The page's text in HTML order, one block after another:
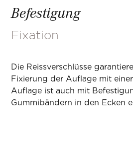
Befestigung
Fixation
Die Reissverschlüsse
Fixierung der Auflage mit
Auflage ist auch mit
Gummibändern in den Ecken